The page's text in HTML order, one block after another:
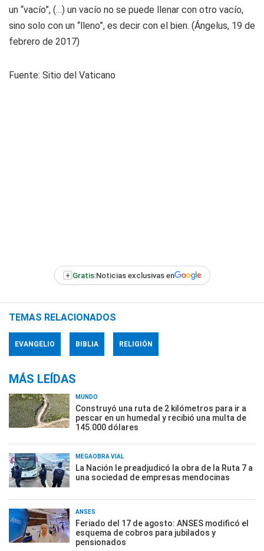
un “vacío”, (…) un vacío no se puede llenar con otro vacío,
sino solo con un “lleno”, es decir con el bien. (Ángelus, 19 de
febrero de 2017)
Fuente: Sitio del Vaticano
+ Gratis:Noticias exclusivas en
TEMAS RELACIONADOS
EVANGELIO BIBLIA RELIGIÓN
MÁS LEÍDAS
MUNDO
Construyó una ruta de 2 kilómetros para ir a
pescar en un humedal y recibió una multa de
145.000 dólares
MEGAOBRA VIAL
La Nación le preadjudicó la obra de la Ruta 7 a
una sociedad de empresas mendocinas
ANSES
Feriado del 17 de agosto: ANSES modificó el
esquema de cobros para jubilados y
pensionados